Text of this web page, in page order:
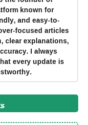
known for
and easy-to-
focused articles
clear explanations,
I always
every update is